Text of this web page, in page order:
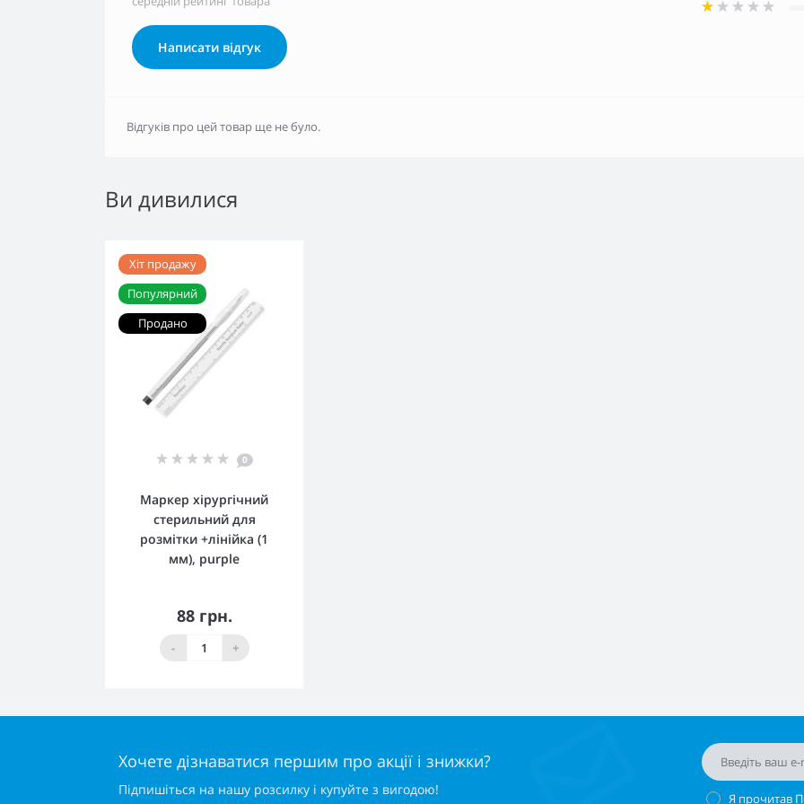
Написати відгук
Відгуків про цей товар ще не було.
Ви дивилися
Хіт продажу
Популярний
Продано
0
Маркер хірургічний
стерильний для
розмітки +лінійка (1
мм), purple
88 грн.
- +
Нет в наличии
Хочете дізнаватися першим про акції і знижки?
Підпишіться на нашу розсилку і купуйте з вигодою!
Я прочитав